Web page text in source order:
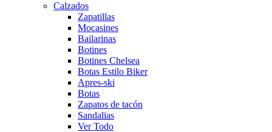
Calzados
Zapatillas
Mocasines
Bailarinas
Botines
Botines Chelsea
Botas Estilo Biker
Apres-ski
Botas
Zapatos de tacón
Sandalias
Ver Todo